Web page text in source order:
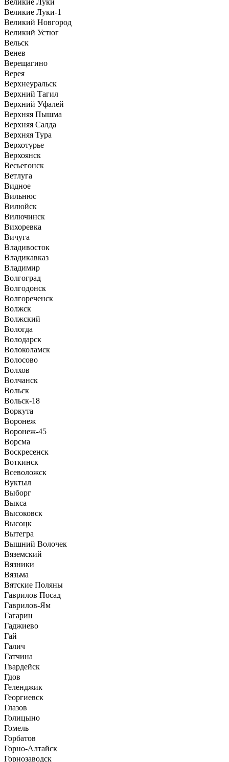
Великие Луки-1
Великий Новгород
Великий Устюг
Вельск
Венев
Верещагино
Верея
Верхнеуральск
Верхний Тагил
Верхний Уфалей
Верхняя Пышма
Верхняя Салда
Верхняя Тура
Верхотурье
Верхоянск
Весьегонск
Ветлуга
Видное
Вильнюс
Вилюйск
Вилючинск
Вихоревка
Вичуга
Владивосток
Владикавказ
Владимир
Волгоград
Волгодонск
Волгореченск
Волжск
Волжский
Вологда
Володарск
Волоколамск
Волосово
Волхов
Волчанск
Вольск
Вольск-18
Воркута
Воронеж
Воронеж-45
Ворсма
Воскресенск
Воткинск
Всеволожск
Вуктыл
Выборг
Выкса
Высоковск
Высоцк
Вытегра
Вышний Волочек
Вяземский
Вязники
Вязьма
Вятские Поляны
Гаврилов Посад
Гаврилов-Ям
Гагарин
Гаджиево
Гай
Галич
Гатчина
Гвардейск
Гдов
Геленджик
Георгиевск
Глазов
Голицыно
Гомель
Горбатов
Горно-Алтайск
Горнозаводск